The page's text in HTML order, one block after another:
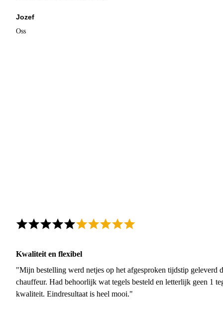
Jozef
Oss
Kwaliteit en flexibel
"Mijn bestelling werd netjes op het afgesproken tijdstip geleverd
chauffeur. Had behoorlijk wat tegels besteld en letterlijk geen 1
kwaliteit. Eindresultaat is heel mooi."